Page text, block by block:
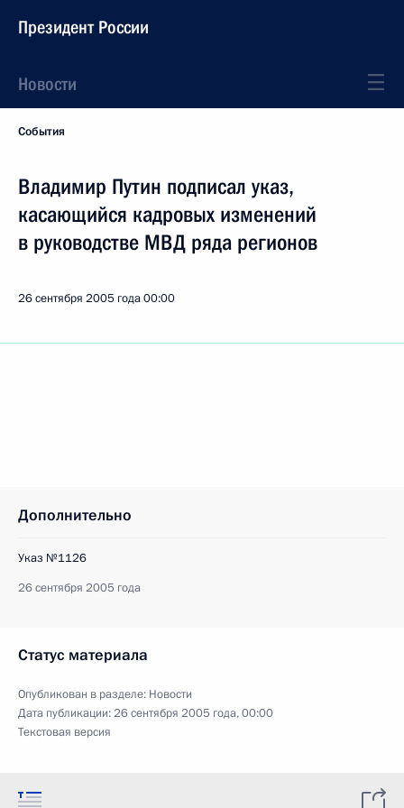
Президент России
Новости
События
Владимир Путин подписал указ,
касающийся кадровых изменений
в руководстве МВД ряда регионов
26 сентября 2005 года00:00
Дополнительно
Указ №1126
26 сентября 2005 года
Статус материала
Опубликован в разделе: Новости
Дата публикации:26 сентября 2005 года, 00:00
Текстовая версия